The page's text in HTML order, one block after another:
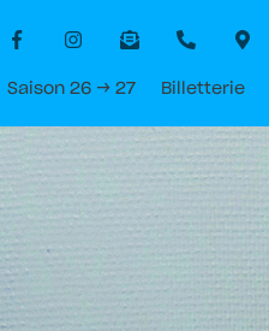
Saison 26 → 27 Billetterie